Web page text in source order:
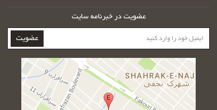
عضویت در خبرنامه سایت
ایمیل
خود
را
عضویت